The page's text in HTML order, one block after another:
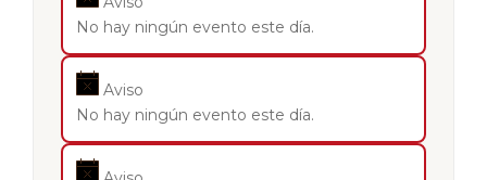
No hay ningún evento este día.
Aviso
No hay ningún evento este día.